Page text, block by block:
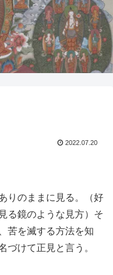
2022.07.20
りのままに見る。（好
る鏡のような見方）そ
苦を滅する方法を知
づけて正見と言う。